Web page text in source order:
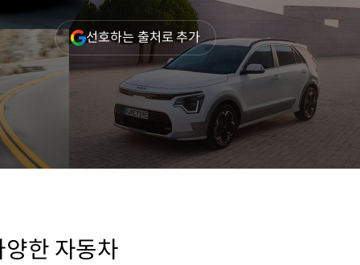
선호하는 출처로 추가(새
창
열림)
한 자동차